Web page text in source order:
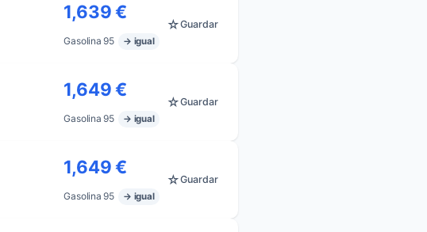
1,639 €
Gasolina 95 → igual
☆Guardar
1,649 €
Gasolina 95 → igual
☆Guardar
1,649 €
Gasolina 95 → igual
☆Guardar